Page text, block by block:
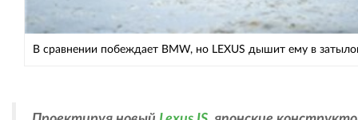
В сравнении побеждает BMW, но LEXUS дышит ему в